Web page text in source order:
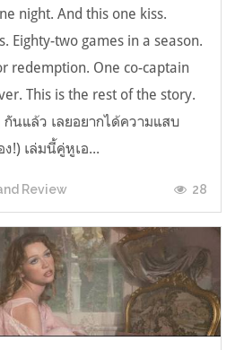
night. And this one kiss.
Eighty-two games in a season.
redemption. One co-captain
This is the rest of the story.
นแล้ว เลยอยากได้ความแสบ
!) เล่มนี้คู่หูเอ...
Review 28